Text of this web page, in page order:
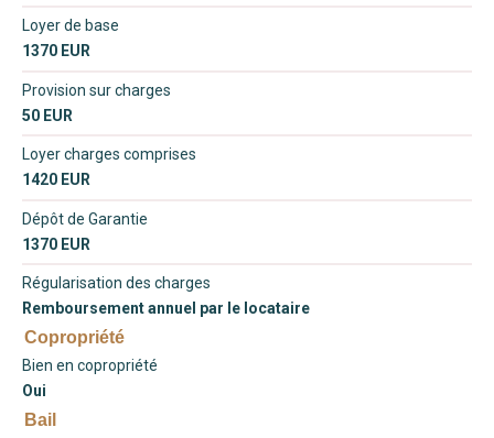
Loyer de base
1370 EUR
Provision sur charges
50 EUR
Loyer charges comprises
1420 EUR
Dépôt de Garantie
1370 EUR
Régularisation des charges
Remboursement annuel par le locataire
Copropriété
Bien en copropriété
Oui
Bail